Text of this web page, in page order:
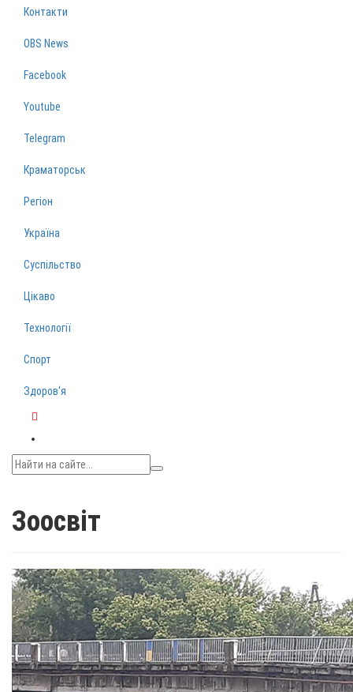
Контакти
OBS News
Facebook
Youtube
Telegram
Краматорськ
Регіон
Україна
Суспільство
Цікаво
Технології
Спорт
Здоров‘я
Зоосвіт